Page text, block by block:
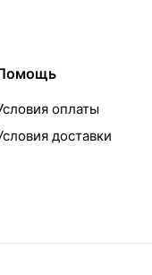
оплаты
доставки